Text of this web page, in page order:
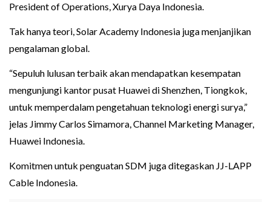
President of Operations, Xurya Daya Indonesia.
Tak hanya teori, Solar Academy Indonesia juga menjanjikan
pengalaman global.
“Sepuluh lulusan terbaik akan mendapatkan kesempatan
mengunjungi kantor pusat Huawei di Shenzhen, Tiongkok,
untuk memperdalam pengetahuan teknologi energi surya,”
jelas Jimmy Carlos Simamora, Channel Marketing Manager,
Huawei Indonesia.
Komitmen untuk penguatan SDM juga ditegaskan JJ-LAPP
Cable Indonesia.